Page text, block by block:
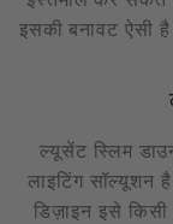
इसकी बनावट ऐसी
ल्यूसेंट स्लिम
लाइटिंग सॉल्यूशन
डिज़ाइन इसे